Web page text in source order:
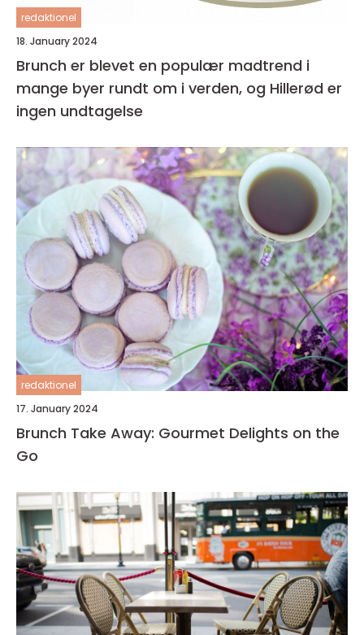
redaktionel
18. January 2024
Brunch er blevet en populær madtrend i
mange byer rundt om i verden, og Hillerød er
ingen undtagelse
redaktionel
17. January 2024
Brunch Take Away: Gourmet Delights on the
Go